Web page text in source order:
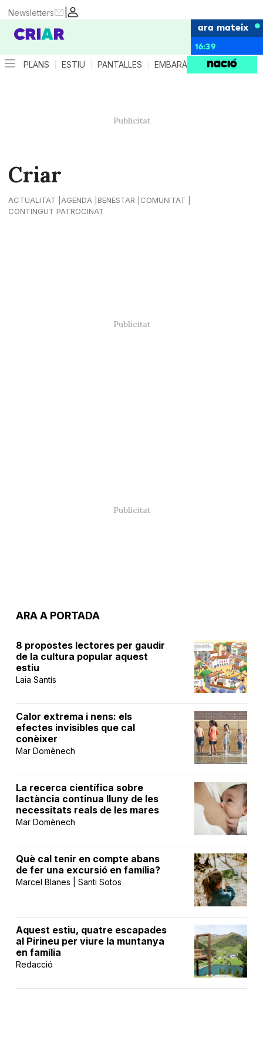
|
Newsletters
ara mateix
16:39
PLANS ESTIU PANTALLES EMBARÀS CRIANÇA
Criar
ACTUALITAT AGENDA BENESTAR
COMUNITAT
CONTINGUT PATROCINAT
ARA A PORTADA
8 propostes lectores per gaudir
de la cultura popular aquest
estiu
Laia Santís
Calor extrema i nens: els
efectes invisibles que cal
conèixer
Mar Domènech
La recerca científica sobre
lactància continua lluny de les
necessitats reals de les mares
Mar Domènech
Què cal tenir en compte abans
de fer una excursió en família?
Marcel Blanes | Santi Sotos
Aquest estiu, quatre escapades
al Pirineu per viure la muntanya
en família
Redacció